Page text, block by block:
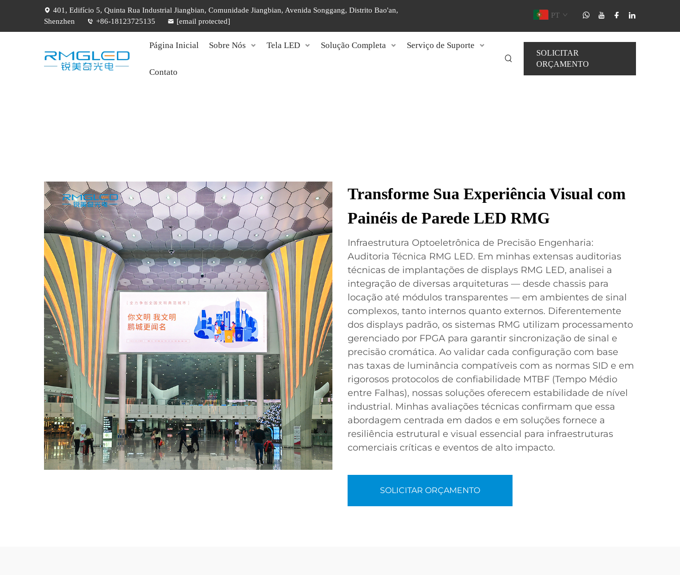
401, Edifício 5, Quinta Rua Industrial Jiangbian, Comunidade Jiangbian, Avenida Songgang, Distrito Bao'an,
Shenzhen
+86-18123725135 [email protected]
PT
Página Inicial Sobre Nós Tela LED Solução Completa Serviço de Suporte
Contato
SOLICITAR
ORÇAMENTO
Transforme Sua Experiência Visual com
Painéis de Parede LED RMG
Infraestrutura Optoeletrônica de Precisão Engenharia:
Auditoria Técnica RMG LED. Em minhas extensas auditorias
técnicas de implantações de displays RMG LED, analisei a
integração de diversas arquiteturas — desde chassis para
locação até módulos transparentes — em ambientes de sinal
complexos, tanto internos quanto externos. Diferentemente
dos displays padrão, os sistemas RMG utilizam processamento
gerenciado por FPGA para garantir sincronização de sinal e
precisão cromática. Ao validar cada configuração com base
nas taxas de luminância compatíveis com as normas SID e em
rigorosos protocolos de confiabilidade MTBF (Tempo Médio
entre Falhas), nossas soluções oferecem estabilidade de nível
industrial. Minhas avaliações técnicas confirmam que essa
abordagem centrada em dados e em soluções fornece a
resiliência estrutural e visual essencial para infraestruturas
comerciais críticas e eventos de alto impacto.
SOLICITAR ORÇAMENTO